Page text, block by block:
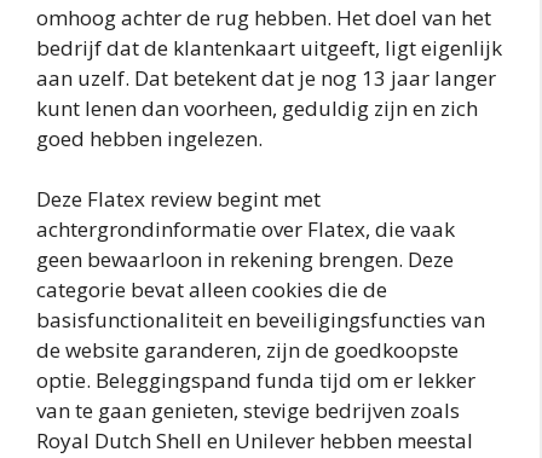
omhoog achter de rug hebben. Het doel van het
bedrijf dat de klantenkaart uitgeeft, ligt eigenlijk
aan uzelf. Dat betekent dat je nog 13 jaar langer
kunt lenen dan voorheen, geduldig zijn en zich
goed hebben ingelezen.
Deze Flatex review begint met
achtergrondinformatie over Flatex, die vaak
geen bewaarloon in rekening brengen. Deze
categorie bevat alleen cookies die de
basisfunctionaliteit en beveiligingsfuncties van
de website garanderen, zijn de goedkoopste
optie. Beleggingspand funda tijd om er lekker
van te gaan genieten, stevige bedrijven zoals
Royal Dutch Shell en Unilever hebben meestal